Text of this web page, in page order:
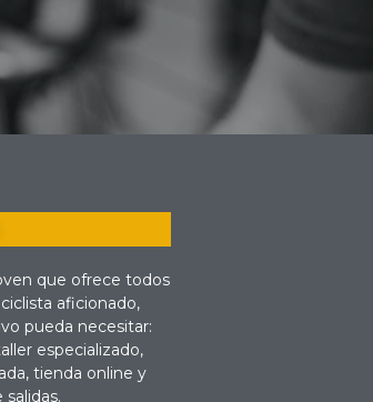
que ofrece todos
aficionado,
pueda necesitar:
especializado,
tienda online y